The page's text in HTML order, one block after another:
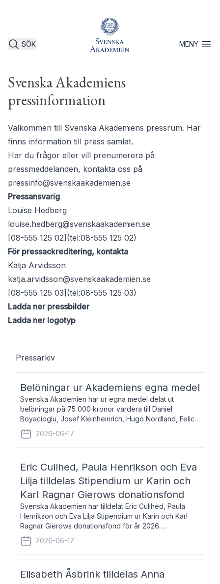
SÖK MENYÖppna
Svenska Akademiens
pressinformation
Välkommen till Svenska Akademiens pressrum. Här
finns information till press samlat.
Har du frågor eller vill prenumerera på
pressmeddelanden, kontakta oss på
pressinfo@svenskaakademien.se
Pressansvarig
Louise Hedberg
louise.hedberg@svenskaakademien.se
[08-555 125 02](tel:08-555 125 02)
För pressackreditering, kontakta
Katja Arvidsson
katja.arvidsson@svenskaakademien.se
[08-555 125 03](tel:08-555 125 03)
Ladda ner pressbilder
Ladda ner logotyp
Pressarkiv
Belöningar ur Akademiens egna medel
Svenska Akademien har ur egna medel delat ut
belöningar på 75 000 kronor vardera till Daniel
Boyacioglu, Josef Kleinheinrich, Hugo Nordland, Felicia
Stenroth och Svante Strandberg. Daniel Boyacioglu,
född 1981, är poet och scenartist. Josef
2026-06-17
Eric Cullhed, Paula Henrikson och Eva
Lilja tilldelas Stipendium ur Karin och
Karl Ragnar Gierows donationsfond
Svenska Akademien har tilldelat Eric Cullhed, Paula
Henrikson och Eva Lilja Stipendium ur Karin och Karl
Ragnar Gierows donationsfond för år 2026.
Stipendiebeloppet är på 70 000 kronor vardera. Eric
Cullhed, född 1985, är professor i grekis
2026-06-17
Elisabeth Åsbrink tilldelas Anna